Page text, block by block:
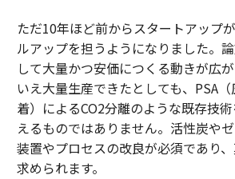
ただ10年ほど前からスタートアップ
ルアップを担うようになりました。
して大量かつ安価につくる動きが広
いえ大量生産できたとしても、PSA
着）によるCO2分離のような既存技
えるものではありません。活性炭や
装置やプロセスの改良が必須であり
求められます。